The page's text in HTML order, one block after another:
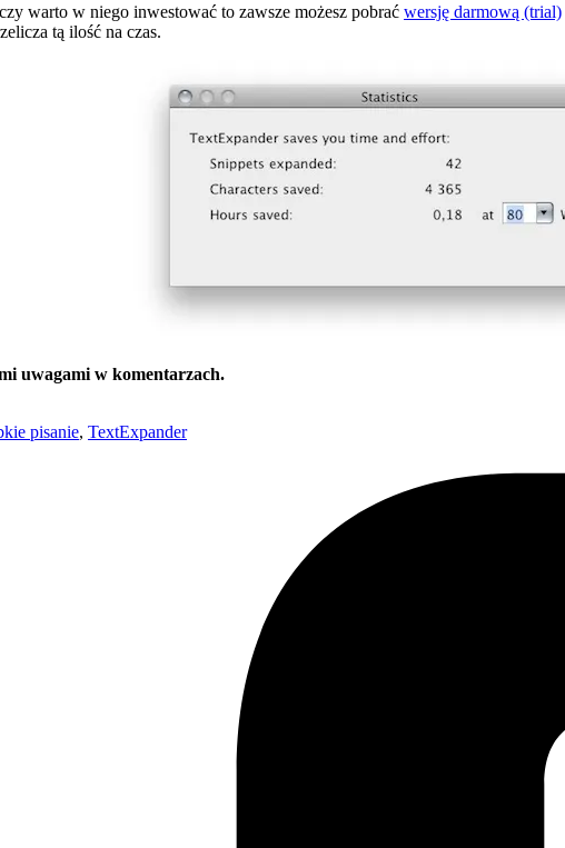
warto w niego inwestować to zawsze możesz pobrać wersję darmową (trial)
tą ilość na czas.
uwagami w komentarzach.
pisanie, TextExpander